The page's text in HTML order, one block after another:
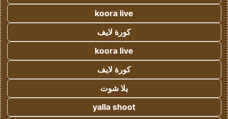
koora live
كورة لايف
koora live
كورة لايف
يلا شوت
yalla shoot